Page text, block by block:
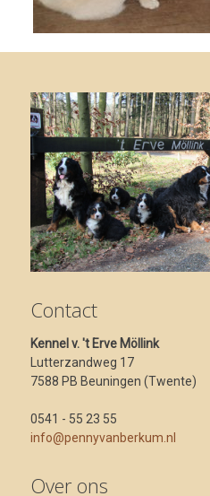
Contact
Kennel v. 't Erve Möllink
Lutterzandweg 17
7588 PB Beuningen (Twente)
0541 - 55 23 55
info@pennyvanberkum.nl
Over ons